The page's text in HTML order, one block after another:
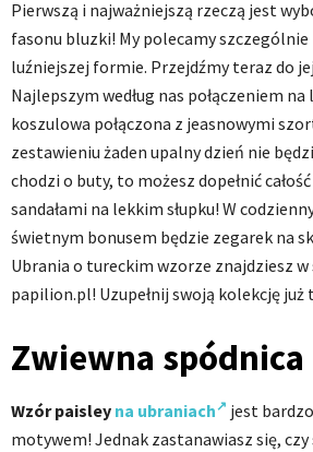
Pierwszą i najważniejszą rzeczą jest
fasonu bluzki! My polecamy
luźniejszej formie. Przejdźmy teraz do
Najlepszym według nas połączeniem
koszulowa połączona z jeasnowymi
zestawieniu żaden upalny dzień nie
chodzi o buty, to możesz dopełnić
sandałami na lekkim słupku! W
świetnym bonusem będzie zegarek na
Ubrania o tureckim wzorze znajdziesz
papilion.pl! Uzupełnij swoją kolekcję już
Zwiewna spódnica
Wzór paisley na ubraniach
jest
motywem! Jednak zastanawiasz się,